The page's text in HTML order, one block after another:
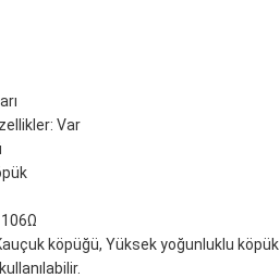
Var
köpüğü, Yüksek yoğunluklu köpük